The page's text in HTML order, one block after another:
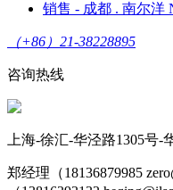
销售 - 成都 . 南尔洋
（+86）21-38228895
咨询热线
上海-徐汇-华泾路1305号-
郑经理（18136879985